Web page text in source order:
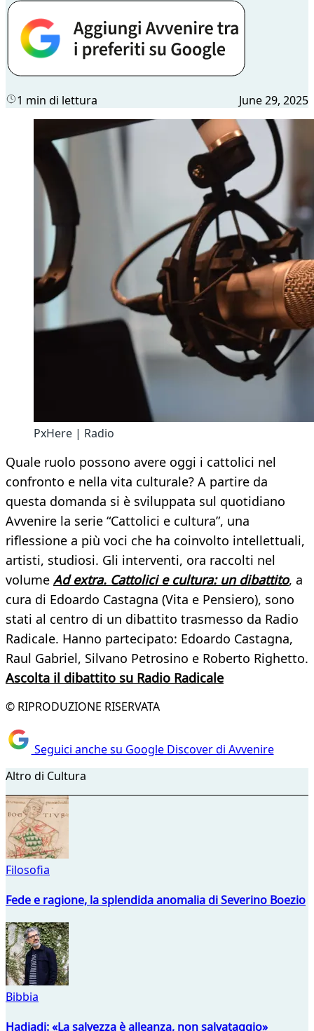
1 min di lettura June 29, 2025
PxHere | Radio
Quale ruolo possono avere oggi i cattolici nel
confronto e nella vita culturale? A partire da
questa domanda si è sviluppata sul quotidiano
Avvenire la serie “Cattolici e cultura”, una
riflessione a più voci che ha coinvolto intellettuali,
artisti, studiosi. Gli interventi, ora raccolti nel
volume Ad extra. Cattolici e cultura: un dibattito, a
cura di Edoardo Castagna (Vita e Pensiero), sono
stati al centro di un dibattito trasmesso da Radio
Radicale. Hanno partecipato: Edoardo Castagna,
Raul Gabriel, Silvano Petrosino e Roberto Righetto.
Ascolta il dibattito su Radio Radicale
© RIPRODUZIONE RISERVATA
Seguici anche su Google Discover di Avvenire
Altro di Cultura
Filosofia
Fede e ragione, la splendida anomalia di Severino Boezio
Bibbia
Hadjadj: «La salvezza è alleanza, non salvataggio»